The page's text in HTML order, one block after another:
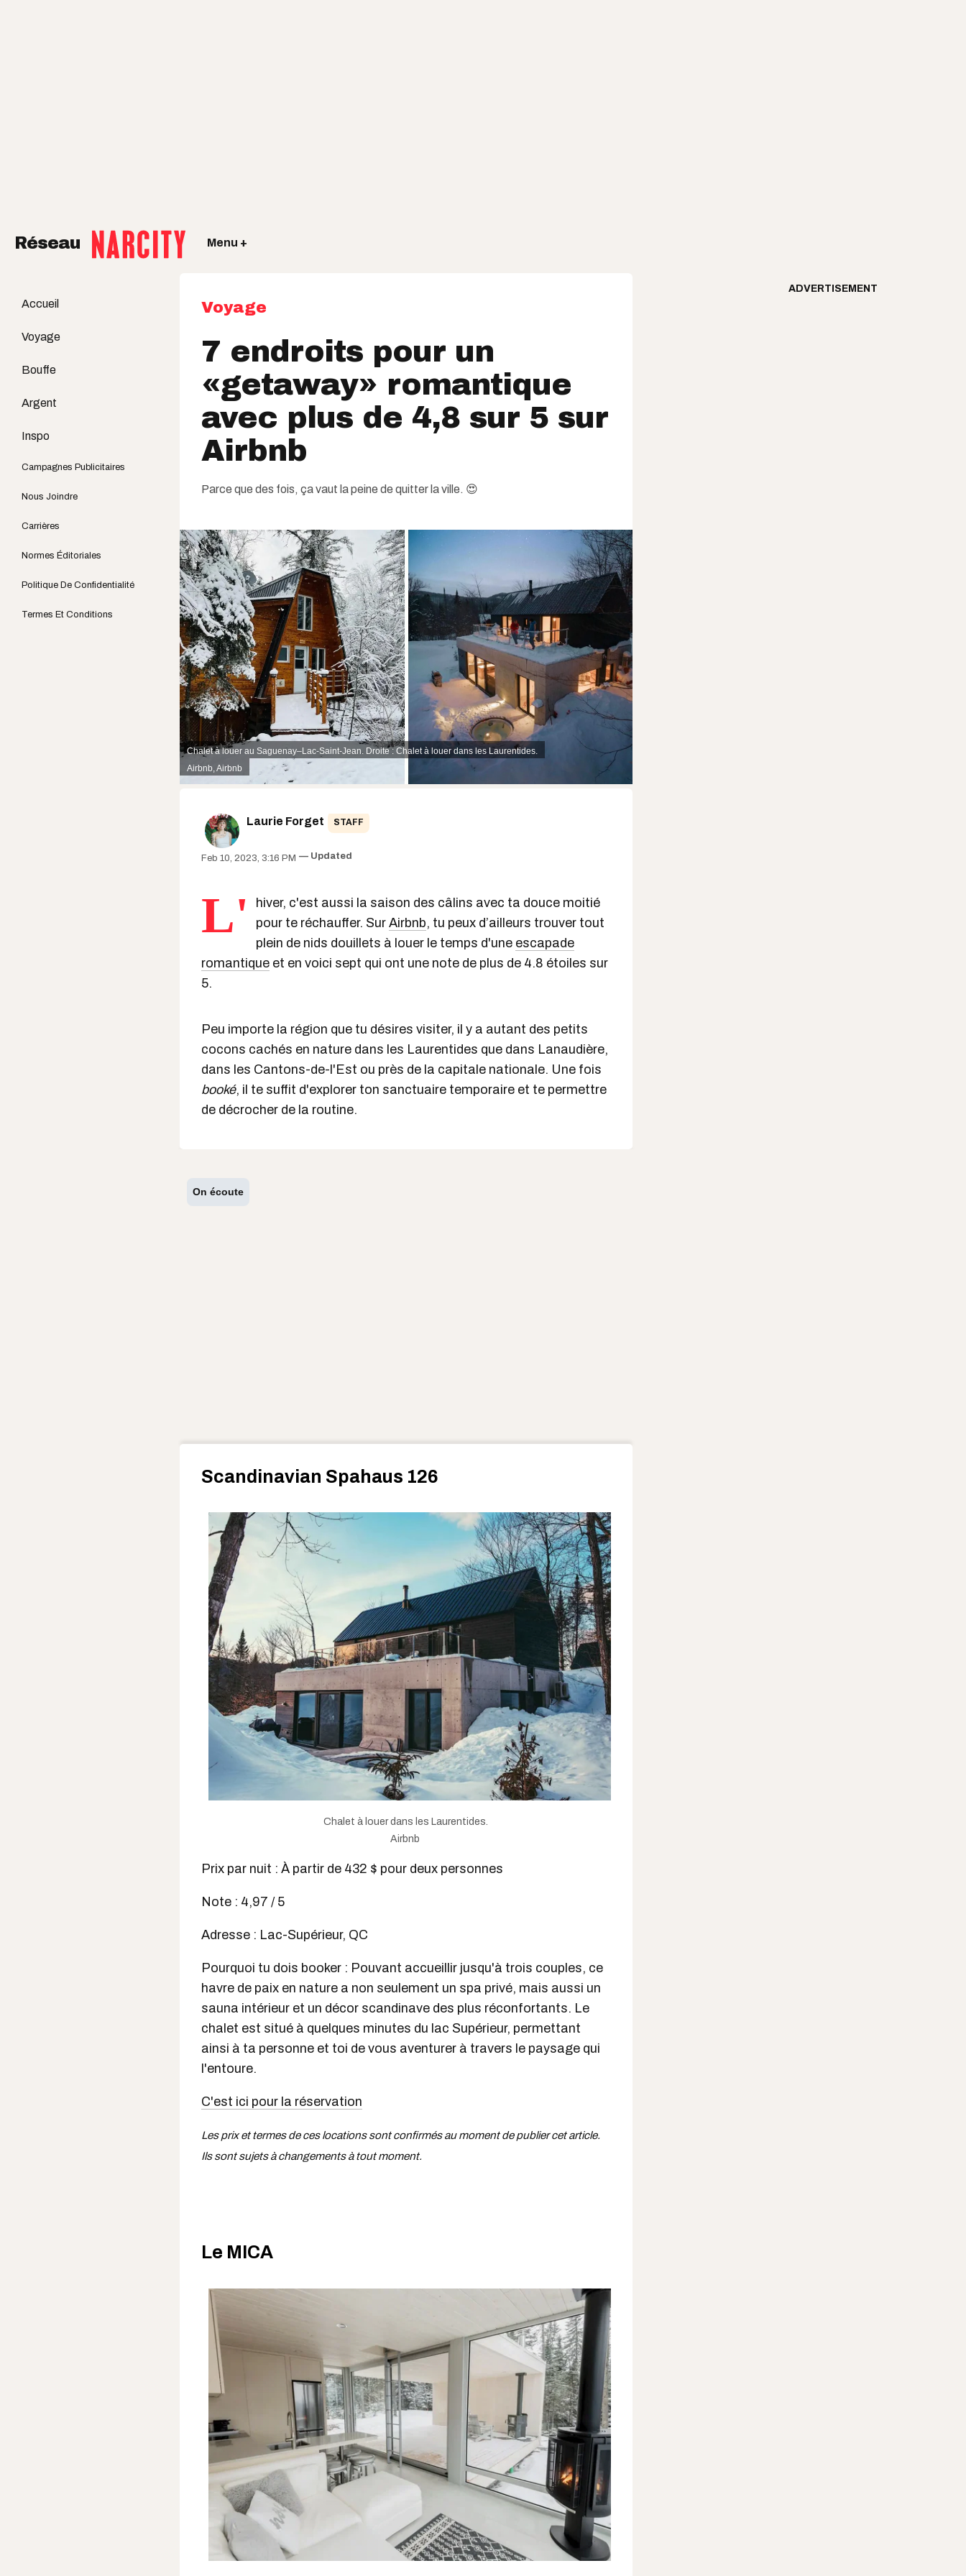
Réseau Menu +
Accueil
Voyage
Bouffe
Argent
Inspo
Campagnes Publicitaires
Nous Joindre
Carrières
Normes Éditoriales
Politique De Confidentialité
Termes Et Conditions
Voyage
7 endroits pour un
«getaway» romantique
avec plus de 4,8 sur 5 sur
Airbnb
Parce que des fois, ça vaut la peine de quitter la ville. 😍
Chalet à louer au Saguenay–Lac-Saint-Jean. Droite : Chalet à louer dans les Laurentides.
Airbnb,Airbnb
Laurie Forget STAFF
Feb 10, 2023, 3:16 PM Updated
L'
hiver, c'est aussi la saison des câlins avec ta douce moitié
pour te réchauffer. Sur Airbnb, tu peux d’ailleurs trouver tout
plein de nids douillets à louer le temps d'une escapade
romantique et en voici sept qui ont une note de plus de 4.8 étoiles sur
5.
Peu importe la région que tu désires visiter, il y a autant des petits
cocons cachés en nature dans les Laurentides que dans Lanaudière,
dans les Cantons-de-l'Est ou près de la capitale nationale. Une fois
booké, il te suffit d'explorer ton sanctuaire temporaire et te permettre
de décrocher de la routine.
On écoute
Scandinavian Spahaus 126
Chalet à louer dans les Laurentides.
Airbnb
Prix par nuit : À partir de 432 $ pour deux personnes
Note : 4,97 / 5
Adresse : Lac-Supérieur, QC
Pourquoi tu dois booker : Pouvant accueillir jusqu'à trois couples, ce
havre de paix en nature a non seulement un spa privé, mais aussi un
sauna intérieur et un décor scandinave des plus réconfortants. Le
chalet est situé à quelques minutes du lac Supérieur, permettant
ainsi à ta personne et toi de vous aventurer à travers le paysage qui
l'entoure.
C'est ici pour la réservation
Les prix et termes de ces locations sont confirmés au moment de publier cet article.
Ils sont sujets à changements à tout moment.
Le MICA
ADVERTISEMENT